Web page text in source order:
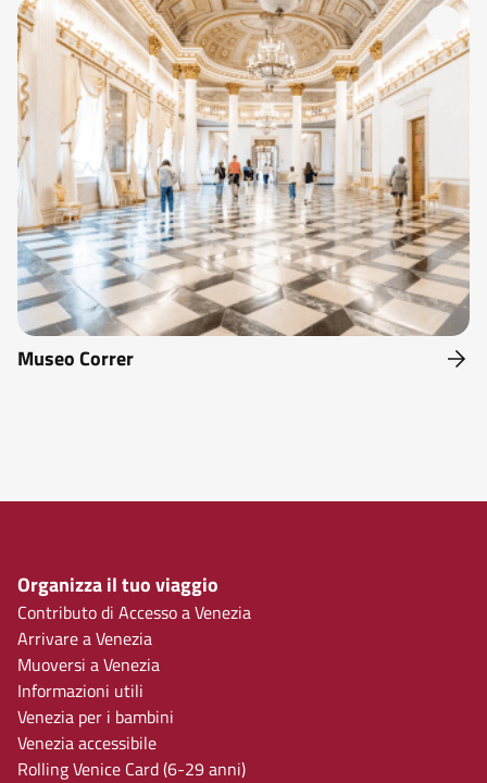
Museo Correr
Organizza il tuo viaggio
Contributo di Accesso a Venezia
Arrivare a Venezia
Muoversi a Venezia
Informazioni utili
Venezia per i bambini
Venezia accessibile
Rolling Venice Card (6-29 anni)